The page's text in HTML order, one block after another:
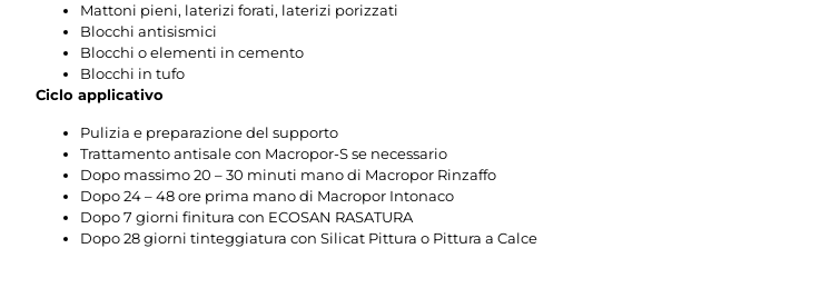
Mattoni pieni, laterizi forati, laterizi porizzati
Blocchi antisismici
Blocchi o elementi in cemento
Blocchi in tufo
Ciclo applicativo
Pulizia e preparazione del supporto
Trattamento antisale con Macropor-S se necessario
Dopo massimo 20 – 30 minuti mano di Macropor Rinzaffo
Dopo 24 – 48 ore prima mano di Macropor Intonaco
Dopo 7 giorni finitura con ECOSAN RASATURA
Dopo 28 giorni tinteggiatura con Silicat Pittura o Pittura a Calce